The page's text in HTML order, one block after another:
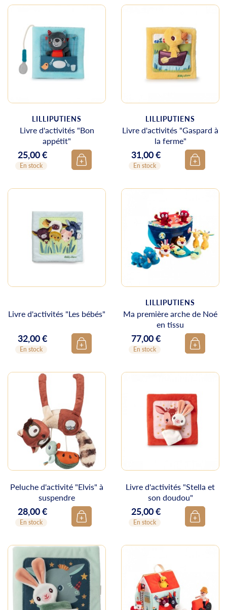
LILLIPUTIENS
Livre d'activités "Bon
appétit"
Prix
25,00 €
En stock
LILLIPUTIENS
Livre d'activités "Gaspard à
la ferme"
Prix
31,00 €
En stock
Livre d'activités "Les bébés"
Prix
32,00 €
En stock
LILLIPUTIENS
Ma première arche de Noé
en tissu
Prix
77,00 €
En stock
Peluche d'activité "Elvis" à
suspendre
Prix
28,00 €
En stock
Livre d'activités "Stella et
son doudou"
Prix
25,00 €
En stock